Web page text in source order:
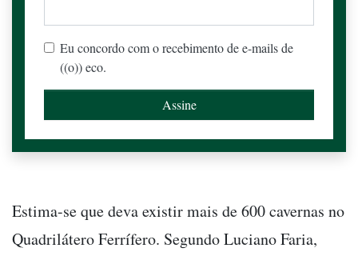
Eu concordo com o recebimento de e-mails de
((o)) eco.
Estima-se que deva existir mais de 600 cavernas no
Quadrilátero Ferrífero. Segundo Luciano Faria,